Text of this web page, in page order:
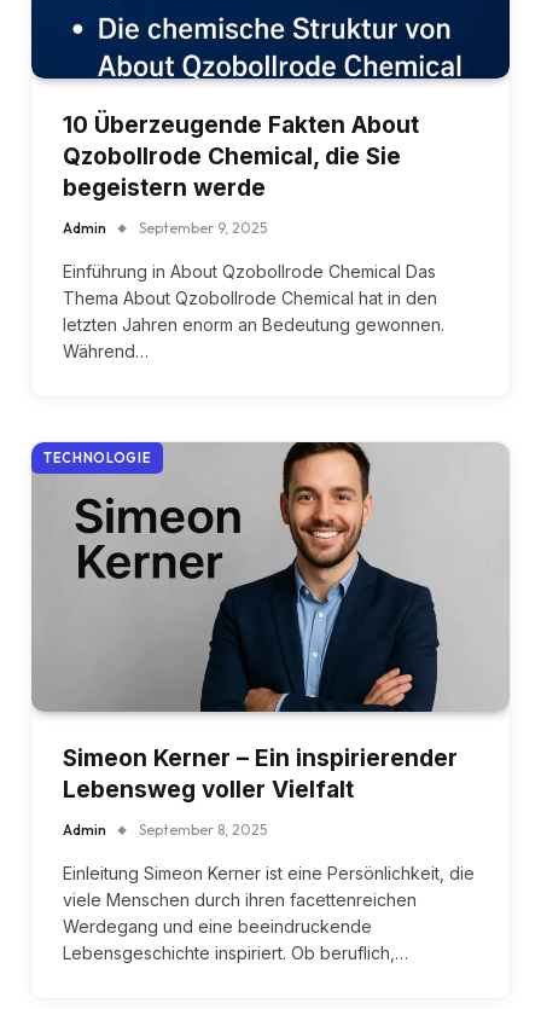
10 Überzeugende Fakten About
Qzobollrode Chemical, die Sie
begeistern werde
Admin September 9, 2025
Einführung in About Qzobollrode Chemical Das
Thema About Qzobollrode Chemical hat in den
letzten Jahren enorm an Bedeutung gewonnen.
Während…
TECHNOLOGIE
Simeon Kerner – Ein inspirierender
Lebensweg voller Vielfalt
Admin September 8, 2025
Einleitung Simeon Kerner ist eine Persönlichkeit, die
viele Menschen durch ihren facettenreichen
Werdegang und eine beeindruckende
Lebensgeschichte inspiriert. Ob beruflich,…